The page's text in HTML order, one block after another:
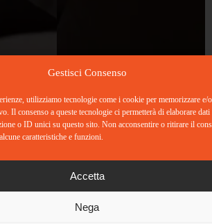
Gestisci Consenso
utilizziamo tecnologie come i cookie per memorizzare e/o
Il consenso a queste tecnologie ci permetterà di elaborare
o ID unici su questo sito. Non acconsentire o ritirare il
caratteristiche e funzioni.
Accetta
Nega